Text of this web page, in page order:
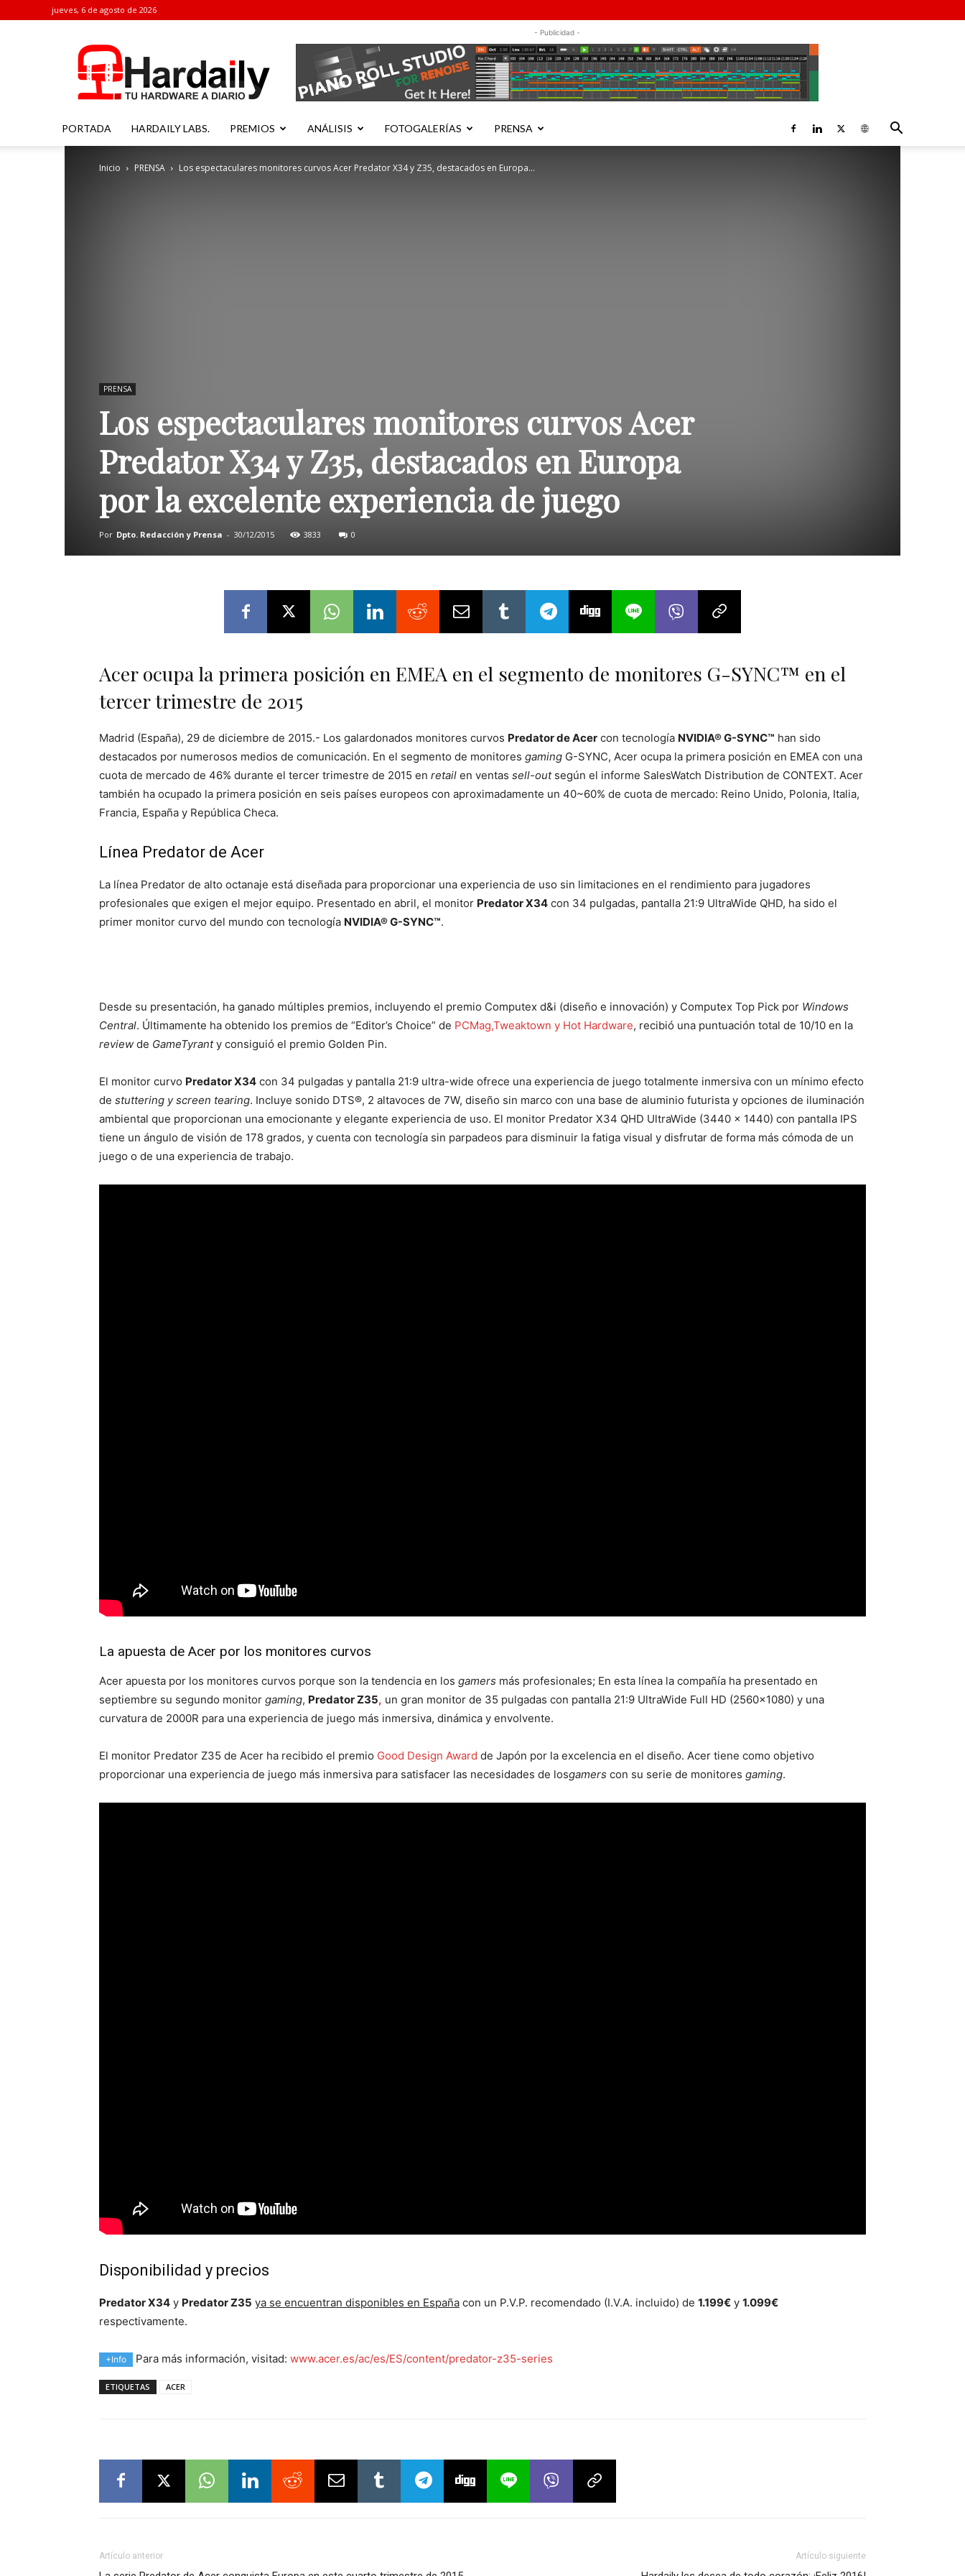
jueves, 6 de agosto de 2026
- Publicidad -
PORTADA HARDAILY LABS. PREMIOS ANÁLISIS FOTOGALERÍAS PRENSA
Inicio PRENSA Los espectaculares monitores curvos Acer Predator X34 y Z35, destacados en Europa...
PRENSA
Los espectaculares monitores curvos Acer
Predator X34 y Z35, destacados en Europa
por la excelente experiencia de juego
Por Dpto. Redacción y Prensa - 30/12/2015 3833 0
Acer ocupa la primera posición en EMEA en el segmento de monitores G-SYNC™ en el
tercer trimestre de 2015
Madrid (España), 29 de diciembre de 2015.- Los galardonados monitores curvos Predator de Acer con tecnología NVIDIA® G-SYNC™ han sido
destacados por numerosos medios de comunicación. En el segmento de monitores gaming G-SYNC, Acer ocupa la primera posición en EMEA con una
cuota de mercado de 46% durante el tercer trimestre de 2015 en retail en ventas sell-outsegún el informe SalesWatch Distribution de CONTEXT. Acer
también ha ocupado la primera posición en seis países europeos con aproximadamente un 40~60% de cuota de mercado: Reino Unido, Polonia, Italia,
Francia, España y República Checa.
Línea Predator de Acer
La línea Predator de alto octanaje está diseñada para proporcionar una experiencia de uso sin limitaciones en el rendimiento para jugadores
profesionales que exigen el mejor equipo. Presentado en abril, el monitor Predator X34 con 34 pulgadas, pantalla 21:9 UltraWide QHD, ha sido el
primer monitor curvo del mundo con tecnología NVIDIA® G-SYNC™.
Desde su presentación, ha ganado múltiples premios, incluyendo el premio Computex d&i (diseño e innovación) y Computex Top Pick por Windows
Central. Últimamente ha obtenido los premios de “Editor’s Choice” de PCMag,Tweaktown y Hot Hardware, recibió una puntuación total de 10/10 en la
review de GameTyranty consiguió el premio Golden Pin.
El monitor curvo Predator X34 con 34 pulgadas y pantalla 21:9 ultra-wide ofrece una experiencia de juego totalmente inmersiva con un mínimo efecto
de stuttering y screen tearing. Incluye sonido DTS®, 2 altavoces de 7W, diseño sin marco con una base de aluminio futurista y opciones de iluminación
ambiental que proporcionan una emocionante y elegante experiencia de uso. El monitor Predator X34 QHD UltraWide (3440 x 1440) con pantalla IPS
tiene un ángulo de visión de 178 grados, y cuenta con tecnología sin parpadeos para disminuir la fatiga visual y disfrutar de forma más cómoda de un
juego o de una experiencia de trabajo.
La apuesta de Acer por los monitores curvos
Acer apuesta por los monitores curvos porque son la tendencia en los gamers más profesionales; En esta línea la compañía ha presentado en
septiembre su segundo monitor gaming, Predator Z35, un gran monitor de 35 pulgadas con pantalla 21:9 UltraWide Full HD (2560×1080) y una
curvatura de 2000R para una experiencia de juego más inmersiva, dinámica y envolvente.
El monitor Predator Z35 de Acer ha recibido el premio Good Design Award de Japón por la excelencia en el diseño. Acer tiene como objetivo
proporcionar una experiencia de juego más inmersiva para satisfacer las necesidades de losgamers con su serie de monitores gaming.
Disponibilidad y precios
Predator X34 y Predator Z35 ya se encuentran disponibles en España con un P.V.P. recomendado (I.V.A. incluido) de 1.199€ y 1.099€
respectivamente.
+Info Para más información, visitad: www.acer.es/ac/es/ES/content/predator-z35-series
ETIQUETAS ACER
Artículo anterior Artículo siguiente